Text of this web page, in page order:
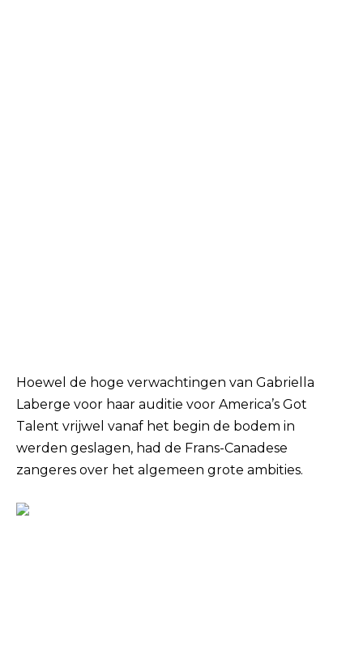
Hoewel de hoge verwachtingen van Gabriella
Laberge voor haar auditie voor America’s Got
Talent vrijwel vanaf het begin de bodem in
werden geslagen, had de Frans-Canadese
zangeres over het algemeen grote ambities.